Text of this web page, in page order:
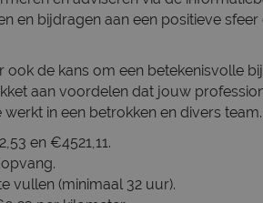
en bijdragen aan een positieve
ook de kans om een betekenisvolle
aan voordelen dat jouw
in een betrokken en divers team.
en €4521,11.
vullen (minimaal 32 uur).